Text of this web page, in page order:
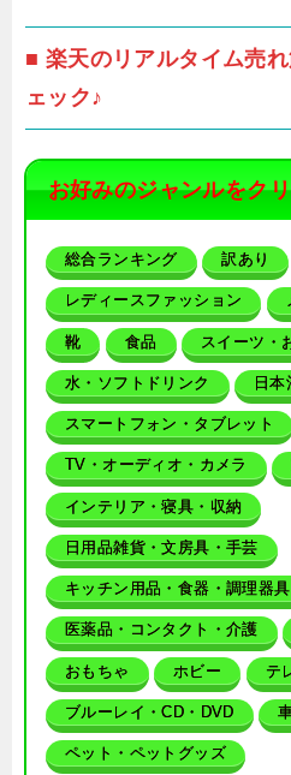
■ 楽天のリアルタイム売
ェック♪
お好みのジャンルをク
総合ランキング 訳あり
レディースファッション
靴 食品 スイーツ・
水・ソフトドリンク 日
スマートフォン・タブレット
TV・オーディオ・カメラ
インテリア・寝具・収納
日用品雑貨・文房具・手芸
キッチン用品・食器・調理器具
医薬品・コンタクト・介護
おもちゃ ホビー テ
ブルーレイ・CD・DVD
ペット・ペットグッズ